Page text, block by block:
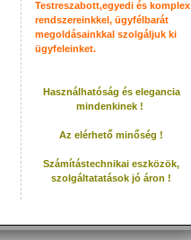
Testreszabott,egyedi és komplex
rendszereinkkel, ügyfélbarát
megoldásainkkal szolgáljuk ki
ügyfeleinket.
Használhatóság és elegancia
mindenkinek !
Az elérhető minőség !
Számítástechnikai eszközök,
szolgáltatatások jó áron !